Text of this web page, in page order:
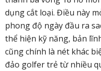
dụng cắt loại. Điều này
phong độ ngày đầu ra
thể hiện kỹ năng, bản
cũng chính là nét khác
đảo golfer trẻ từ nhiều